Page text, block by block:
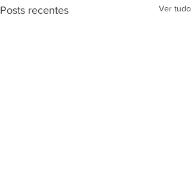
Posts recentes Ver tudo